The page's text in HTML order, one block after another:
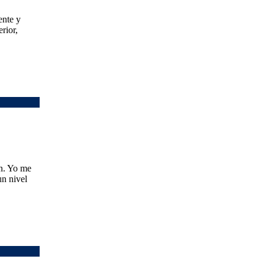
y
Yo me
nivel